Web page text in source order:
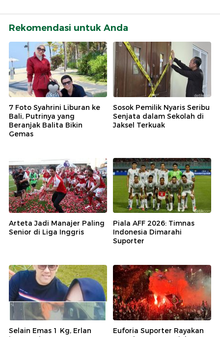
Rekomendasi untuk Anda
7 Foto Syahrini Liburan ke
Bali, Putrinya yang
Beranjak Balita Bikin
Gemas
Sosok Pemilik Nyaris Seribu
Senjata dalam Sekolah di
Jaksel Terkuak
Arteta Jadi Manajer Paling
Senior di Liga Inggris
Piala AFF 2026: Timnas
Indonesia Dimarahi
Suporter
Selain Emas 1 Kg, Erlan
Euforia Suporter Rayakan